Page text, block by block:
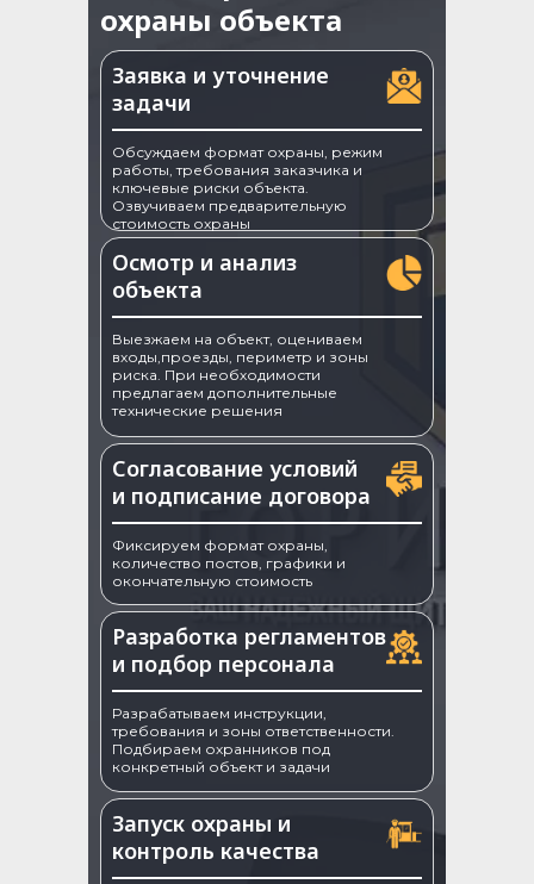
охраны объекта
Обсуждаем формат охраны, режим
работы, требования заказчика и
ключевые риски объекта.
Озвучиваем предварительную
стоимость охраны
Заявка и уточнение
задачи
Выезжаем на объект, оцениваем
входы,проезды, периметр и зоны
риска. При необходимости
предлагаем дополнительные
технические решения
Осмотр и анализ
объекта
Фиксируем формат охраны,
количество постов, графики и
окончательную стоимость
Согласование условий
и подписание договора
Запуск охраны и
контроль качества
Разрабатываем инструкции,
требования и зоны ответственности.
Подбираем охранников под
конкретный объект и задачи
Разработка регламентов
и подбор персонала